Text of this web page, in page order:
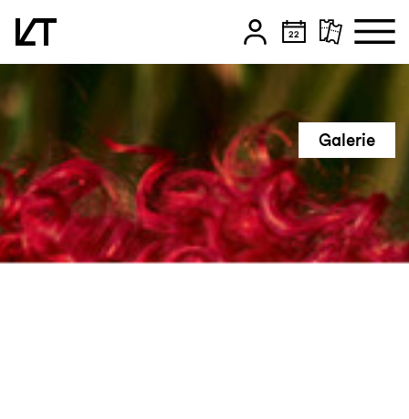
Zum Hauptinhalt springen
Zum Footer springen
Galerie